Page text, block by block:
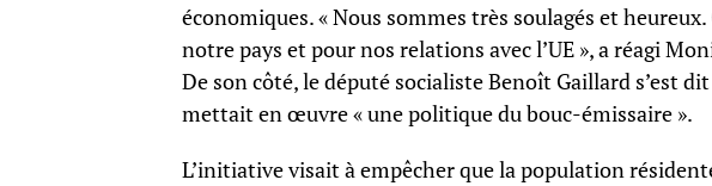
économiques. « Nous sommes très soulagés et
notre pays et pour nos relations avec l’UE », a réagi
De son côté, le député socialiste Benoît Gaillard s’est
mettait en œuvre « une politique du bouc-émissaire ».
L’initiative visait à empêcher que la population